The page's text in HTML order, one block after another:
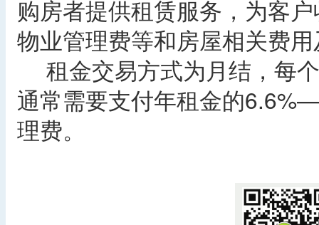
购房者提供租赁服务，为客
物业管理费等和房屋相关费
租金交易方式为月结，每
通常需要支付年租金的
理费。